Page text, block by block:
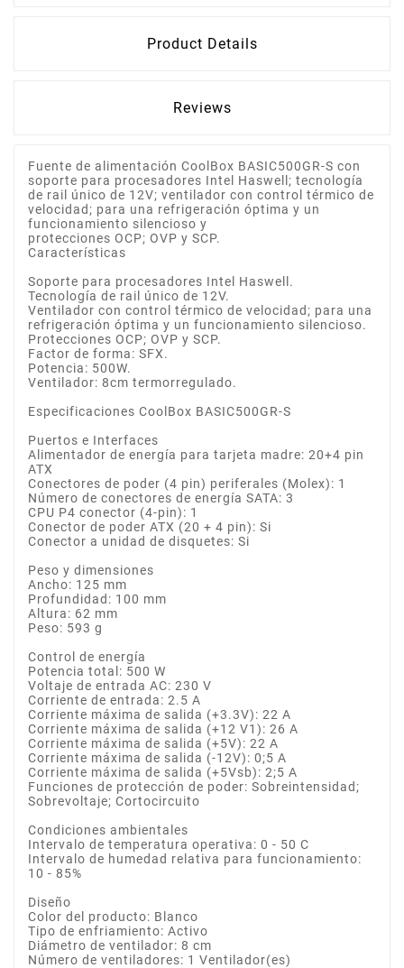
Product Details
Reviews
Fuente de alimentación CoolBox BASIC500GR-S con
soporte para procesadores Intel Haswell; tecnología
de rail único de 12V; ventilador con control térmico de
velocidad; para una refrigeración óptima y un
funcionamiento silencioso y
protecciones OCP; OVP y SCP.
Características
Soporte para procesadores Intel Haswell.
Tecnología de rail único de 12V.
Ventilador con control térmico de velocidad; para una
refrigeración óptima y un funcionamiento silencioso.
Protecciones OCP; OVP y SCP.
Factor de forma: SFX.
Potencia: 500W.
Ventilador: 8cm termorregulado.
Especificaciones CoolBox BASIC500GR-S
Puertos e Interfaces
Alimentador de energía para tarjeta madre: 20+4 pin
ATX
Conectores de poder (4 pin) periferales (Molex): 1
Número de conectores de energía SATA: 3
CPU P4 conector (4-pin): 1
Conector de poder ATX (20 + 4 pin): Si
Conector a unidad de disquetes: Si
Peso y dimensiones
Ancho: 125 mm
Profundidad: 100 mm
Altura: 62 mm
Peso: 593 g
Control de energía
Potencia total: 500 W
Voltaje de entrada AC: 230 V
Corriente de entrada: 2.5 A
Corriente máxima de salida (+3.3V): 22 A
Corriente máxima de salida (+12 V1): 26 A
Corriente máxima de salida (+5V): 22 A
Corriente máxima de salida (-12V): 0;5 A
Corriente máxima de salida (+5Vsb): 2;5 A
Funciones de protección de poder: Sobreintensidad;
Sobrevoltaje; Cortocircuito
Condiciones ambientales
Intervalo de temperatura operativa: 0 - 50 C
Intervalo de humedad relativa para funcionamiento:
10 - 85%
Diseño
Color del producto: Blanco
Tipo de enfriamiento: Activo
Diámetro de ventilador: 8 cm
Número de ventiladores: 1 Ventilador(es)